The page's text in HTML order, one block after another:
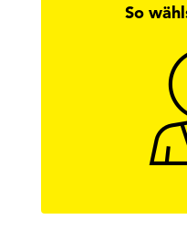
So
Hier findest